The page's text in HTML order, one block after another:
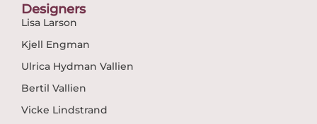
Designers
Lisa Larson
Kjell Engman
Ulrica Hydman Vallien
Bertil Vallien
Vicke Lindstrand